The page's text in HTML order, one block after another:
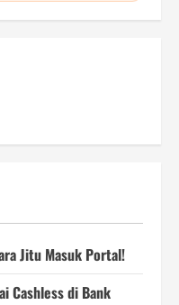
Jitu Masuk Portal!
Cashless di Bank